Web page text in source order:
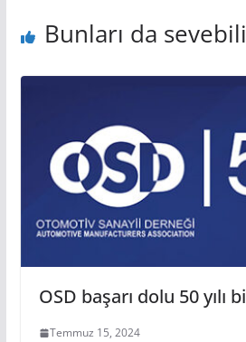
Bunları da
OSD başarı dolu 50 yılı
Temmuz 15, 2024